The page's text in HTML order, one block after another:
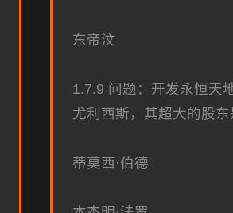
东帝汶
1.7.9 问题：开发永恒天
尤利西斯，其超大的股东
蒂莫西·伯德